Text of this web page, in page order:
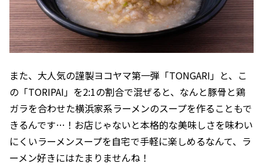
また、大人気の謹製ヨコヤマ第一弾「TONGARI」と、こ
の「TORIPAI」を2:1の割合で混ぜると、なんと豚骨と鶏
ガラを合わせた横浜家系ラーメンのスープを作ることもで
きるんです…！お店じゃないと本格的な美味しさを味わい
にくいラーメンスープを自宅で手軽に楽しめるなんて、ラ
ーメン好きにはたまりませんね！